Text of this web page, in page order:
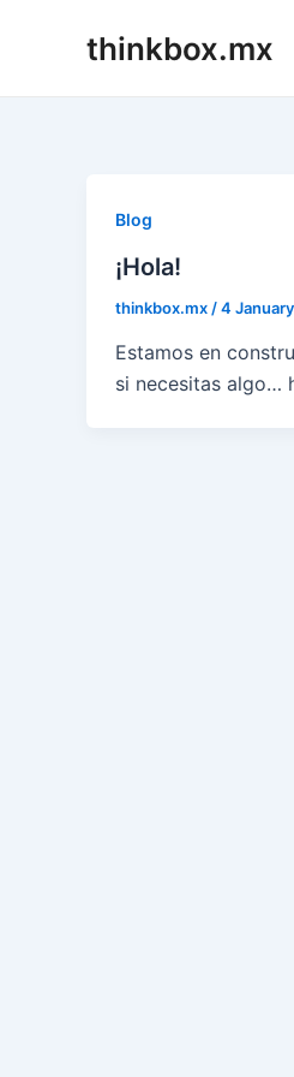
thinkbox.mx
Blog
¡Hola!
thinkbox.mx /4
Estamos en
si necesitas algo…